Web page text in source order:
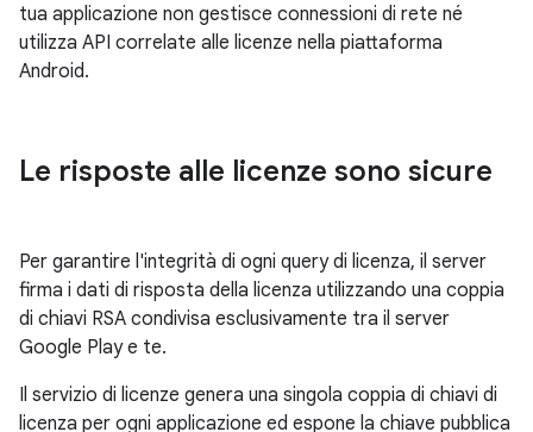
tua applicazione non gestisce connessioni di rete né
utilizza API correlate alle licenze nella piattaforma
Android.
Le risposte alle licenze sono sicure
Per garantire l'integrità di ogni query di licenza, il server
firma i dati di risposta della licenza utilizzando una coppia
di chiavi RSA condivisa esclusivamente tra il server
Google Play e te.
Il servizio di licenze genera una singola coppia di chiavi di
licenza per ogni applicazione ed espone la chiave pubblica